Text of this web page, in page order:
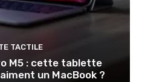
TACTILE
M5 : cette tablette
un MacBook ?